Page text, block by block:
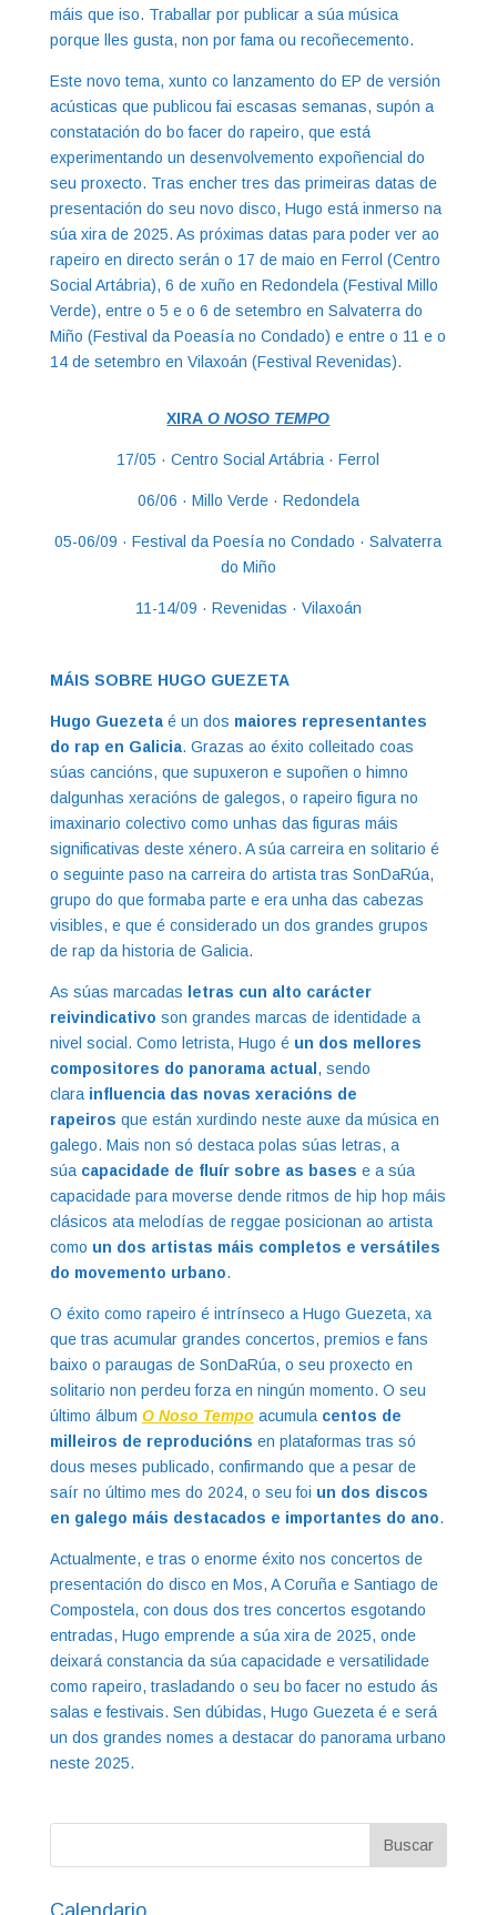
máis que iso. Traballar por publicar a súa música
porque lles gusta, non por fama ou recoñecemento.
Este novo tema, xunto co lanzamento do EP de versión
acústicas que publicou fai escasas semanas, supón a
constatación do bo facer do rapeiro, que está
experimentando un desenvolvemento expoñencial do
seu proxecto. Tras encher tres das primeiras datas de
presentación do seu novo disco, Hugo está inmerso na
súa xira de 2025. As próximas datas para poder ver ao
rapeiro en directo serán o 17 de maio en Ferrol (Centro
Social Artábria), 6 de xuño en Redondela (Festival Millo
Verde), entre o 5 e o 6 de setembro en Salvaterra do
Miño (Festival da Poeasía no Condado) e entre o 11 e o
14 de setembro en Vilaxoán (Festival Revenidas).
XIRAO NOSO TEMPO
17/05 · Centro Social Artábria · Ferrol
06/06 · Millo Verde · Redondela
05-06/09 · Festival da Poesía no Condado · Salvaterra
do Miño
11-14/09 · Revenidas · Vilaxoán
MÁIS SOBRE HUGO GUEZETA
Hugo Guezetaé un dos maiores representantes
do rap en Galicia. Grazas ao éxito colleitado coas
súas cancións, que supuxeron e supoñen o himno
dalgunhas xeracións de galegos, o rapeiro figura no
imaxinario colectivo como unhas das figuras máis
significativas deste xénero. A súa carreira en solitario é
o seguinte paso na carreira do artista tras SonDaRúa,
grupo do que formaba parte e era unha das cabezas
visibles, e que é considerado un dos grandes grupos
de rap da historia de Galicia.
As súas marcadas
letras cun alto carácter
reivindicativo son grandes marcas de identidade a
nivel social. Como letrista, Hugo é un dos mellores
compositores do panorama actual , sendo
clara influencia das novas xeracións de
rapeiros que están xurdindo neste auxe da música en
galego. Mais non só destaca polas súas letras, a
súa capacidade de fluír sobre as bases e a súa
capacidade para moverse dende ritmos de hip hop máis
clásicos ata melodías de reggae posicionan ao artista
como un dos artistas máis completos e versátiles
do movemento urbano.
O éxito como rapeiro é intrínseco a Hugo Guezeta, xa
que tras acumular grandes concertos, premios e fans
baixo o paraugas de SonDaRúa, o seu proxecto en
solitario non perdeu forza en ningún momento. O seu
último álbum O Noso Tempo acumula centos de
milleiros de reproducións en plataformas tras só
dous meses publicado, confirmando que a pesar de
saír no último mes do 2024, o seu foi un dos discos
en galego máis destacados e importantes do ano.
Actualmente, e tras o enorme éxito nos concertos de
presentación do disco en Mos, A Coruña e Santiago de
Compostela, con dous dos tres concertos esgotando
entradas, Hugo emprende a súa xira de 2025, onde
deixará constancia da súa capacidade e versatilidade
como rapeiro, trasladando o seu bo facer no estudo ás
salas e festivais. Sen dúbidas, Hugo Guezeta é e será
un dos grandes nomes a destacar do panorama urbano
neste 2025.